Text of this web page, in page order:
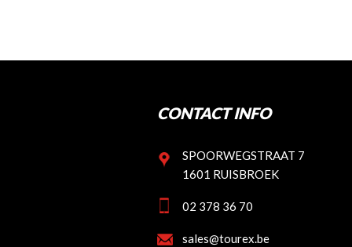
CONTACT INFO
SPOORWEGSTRAAT 7
1601 RUISBROEK
02 378 36 70
sales@tourex.be